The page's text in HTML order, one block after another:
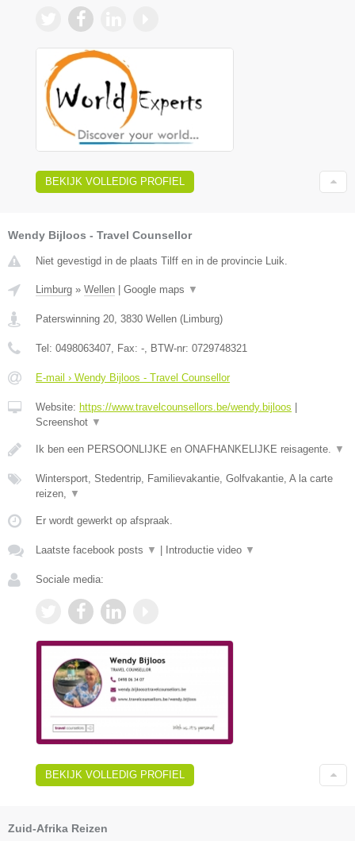
BEKIJK VOLLEDIG PROFIEL
Wendy Bijloos - Travel Counsellor
Niet gevestigd in de plaats Tilff en in de provincie Luik.
Limburg » Wellen Google maps ▼
Paterswinning 20 3830 Wellen ( Limburg)
Tel: 0498063407 , Fax: - , BTW-nr: 0729748321
E-mail › Wendy Bijloos - Travel Counsellor
Website: https://www.travelcounsellors.be/wendy.bijloos
Screenshot ▼
Ik ben een PERSOONLIJKE en ONAFHANKELIJKE reisagente. ▼
Wintersport, Stedentrip, Familievakantie, Golfvakantie, A la carte
reizen,
▼
Er wordt gewerkt op afspraak.
Laatste facebook posts ▼ Introductie video ▼
Sociale media:
BEKIJK VOLLEDIG PROFIEL
Zuid-Afrika Reizen